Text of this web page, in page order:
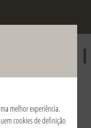
Dom
melhor experiência.
cookies de definição